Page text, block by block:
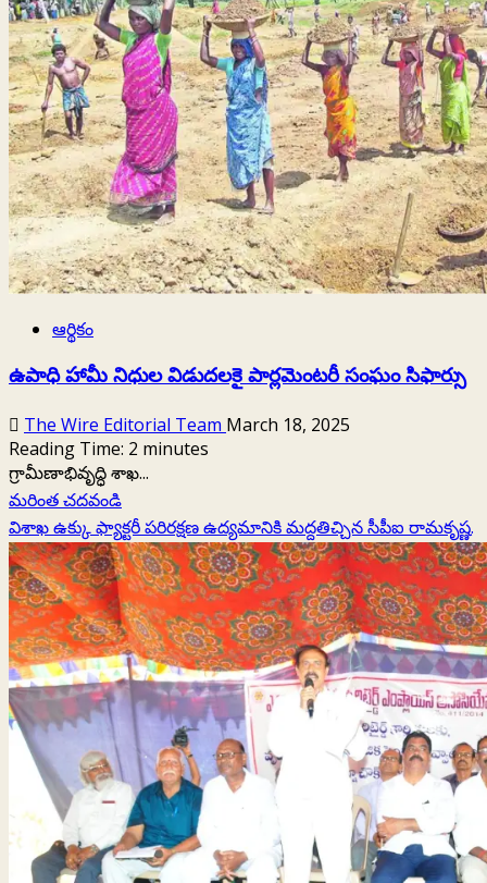
భవిష్యత్తు
ఆర్థికం
ఉపాధి హామీ నిధుల విడుదలకై పార్లమెంటరీ సంఘం సిఫార్సు
The Wire Editorial Team March 18, 2025
Reading Time: 2 minutes
గ్రామీణాభివృద్ధి శాఖ...
మరింత చదవండిRead
more
about
ఉపాధి
హామీ
నిధుల
విడుదలకై
పార్లమెంటరీ
సంఘం
సిఫార్సు
విశాఖ ఉక్కు ఫ్యాక్టరీ పరిరక్షణ ఉద్యమానికి మద్దతిచ్చిన సీపీఐ రామకృష్ణ.